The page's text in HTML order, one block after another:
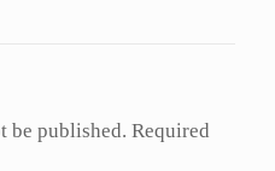
be published. Required